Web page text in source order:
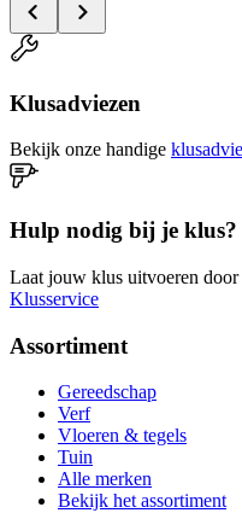
Klusadviezen
Bekijk onze handige
Hulp nodig bij je klus?
Laat jouw klus uitvoeren door
Klusservice
Assortiment
Gereedschap
Verf
Vloeren & tegels
Tuin
Alle merken
Bekijk het assortiment